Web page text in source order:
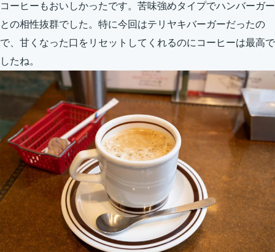
コーヒーもおいしかったです。苦味強めタイプでハンバーガー
との相性抜群でした。特に今回はテリヤキバーガーだったの
で、甘くなった口をリセットしてくれるのにコーヒーは最高で
したね。